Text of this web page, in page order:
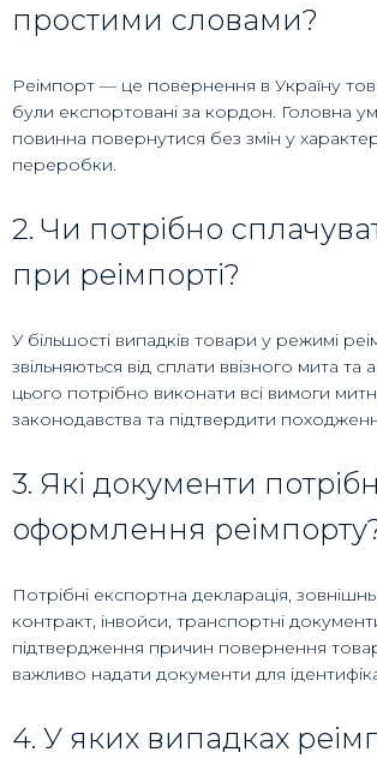
простими словами?
Реімпорт — це повернення в Україну
були експортовані за кордон. Головна
повинна повернутися без змін у
переробки.
2. Чи потрібно
при реімпорті?
У більшості випадків товари у режимі
звільняються від сплати ввізного мита та
цього потрібно виконати всі вимоги
законодавства та підтвердити
3. Які документи
оформлення
Потрібні експортна декларація,
контракт, інвойси, транспортні
підтвердження причин повернення
важливо надати документи для
4. У яких випадках